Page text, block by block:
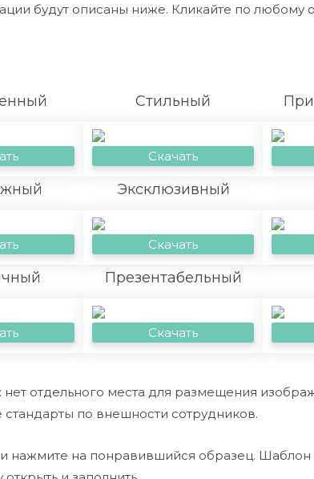
будут описаны ниже. Кликайте по любому
Стильный
Скачать
Эксклюзивный
Скачать
Презентабельный
Скачать
отдельного места для размещения
по внешности сотрудников.
нажмите на понравившийся образец. Шаблон